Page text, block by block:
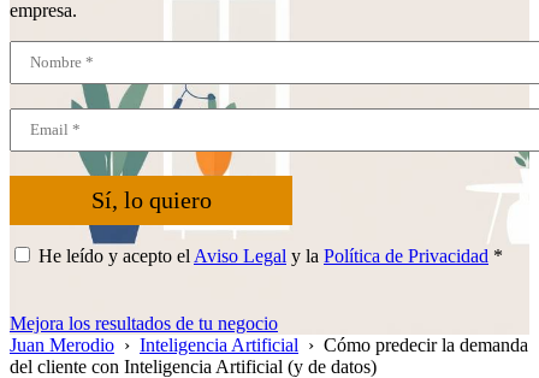
empresa.
Sí, lo quiero
He leído y acepto el Aviso Legal y la Política de Privacidad *
Mejora los resultados de tu negocio
Juan Merodio › Inteligencia Artificial › Cómo predecir la demanda
del cliente con Inteligencia Artificial (y de datos)